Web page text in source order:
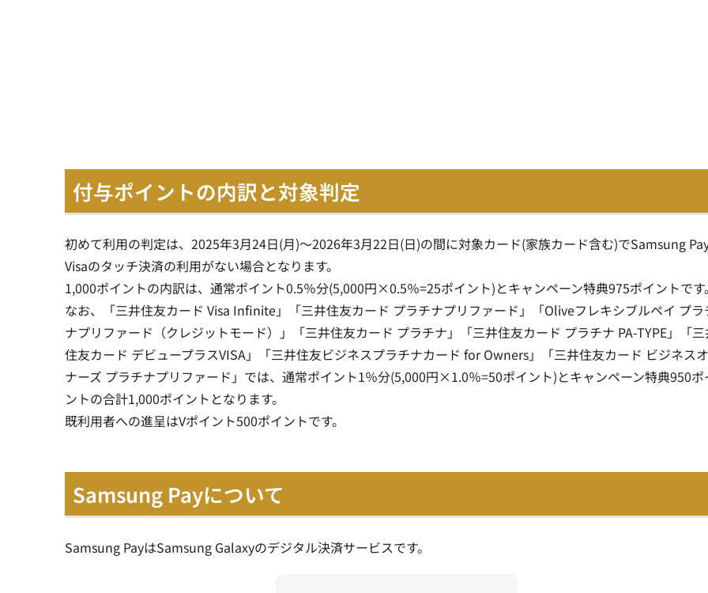
付与ポイントの内訳と対象判定
初めて利用の判定は、2025年3月24日(月)～2026年3月22日(日)の間に対象カード(家族カード含む)でSamsung
Visaのタッチ決済の利用がない場合となります。
1,000ポイントの内訳は、通常ポイント0.5％分(5,000円×0.5％=25ポイント)とキャンペーン特典975ポイントです
なお、「三井住友カード Visa Infinite」「三井住友カード プラチナプリファード」「Oliveフレキシブルペイ プラ
ナプリファード（クレジットモード）」「三井住友カード プラチナ」「三井住友カード プラチナ PA-TYPE」「
住友カード デビュープラスVISA」「三井住友ビジネスプラチナカード for Owners」「三井住友カード ビジネス
ナーズ プラチナプリファード」では、通常ポイント1％分(5,000円×1.0％=50ポイント)とキャンペーン特典950ポ
ントの合計1,000ポイントとなります。
既利用者への進呈はVポイント500ポイントです。
Samsung Payについて
Samsung PayはSamsung Galaxyのデジタル決済サービスです。